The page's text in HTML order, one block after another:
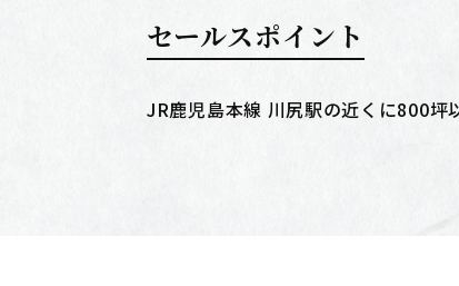
セールスポイント
JR鹿児島本線 川尻駅の近くに800